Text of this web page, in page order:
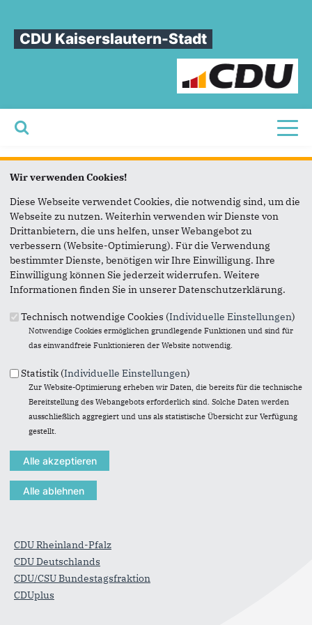
CDU Kaiserslautern-Stadt
Sie sind hier
Kalender
Fußbereich
Anschrift
CDU Kaiserslautern-Stadt
Morlauterer Straße 62
67657Kaiserslautern
Telefon:0631 / 31 04 08 42
Fax:0631 / 31 04 08 44
E-Mail:info@gs-cdu-kl.de
CDU Rheinland-Pfalz
CDU Deutschlands
CDU/CSU Bundestagsfraktion
CDUplus
Wir verwenden Cookies!
Diese Webseite verwendet Cookies, die notwendig sind, um die
Webseite zu nutzen. Weiterhin verwenden wir Dienste von
Drittanbietern, die uns helfen, unser Webangebot zu
verbessern (Website-Optimierung). Für die Verwendung
bestimmter Dienste, benötigen wir Ihre Einwilligung. Ihre
Einwilligung können Sie jederzeit widerrufen. Weitere
Informationen finden Sie in unserer Datenschutzerklärung.
Technisch notwendige Cookies (Individuelle Einstellungen)
Notwendige Cookies ermöglichen grundlegende Funktionen und sind für
das einwandfreie Funktionieren der Website notwendig.
Statistik (Individuelle Einstellungen)
Zur Website-Optimierung erheben wir Daten, die bereits für die technische
Bereitstellung des Webangebots erforderlich sind. Solche Daten werden
ausschließlich aggregiert und uns als statistische Übersicht zur Verfügung
gestellt.